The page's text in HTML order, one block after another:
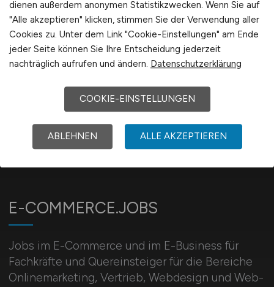
bequem und automatisch per E-Mail –
so entgehen Ihnen keine offenen neuen
Jobs.
E-COMMERCE.JOBS
Jobs im E-Commerce und im E-Business für
Fachkräfte und Quereinsteiger für die Bereiche
Onlinemarketing, Vertrieb, Webdesign und Web-
dienen außerdem anonymen Statistikzwecken. Wenn Sie auf
"Alle akzeptieren" klicken, stimmen Sie der Verwendung aller
Cookies zu. Unter dem Link "Cookie-Einstellungen" am Ende
jeder Seite können Sie Ihre Entscheidung jederzeit
nachträglich aufrufen und ändern. Datenschutzerklärung
COOKIE-EINSTELLUNGEN
ABLEHNEN ALLE AKZEPTIEREN